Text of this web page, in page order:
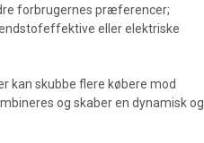
forbrugernes præferencer;
eller elektriske
kan skubbe flere købere mod
og skaber en dynamisk og